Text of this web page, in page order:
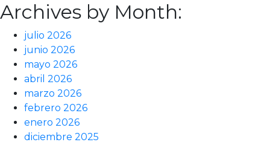
Archives by Month:
julio 2026
junio 2026
mayo 2026
abril 2026
marzo 2026
febrero 2026
enero 2026
diciembre 2025